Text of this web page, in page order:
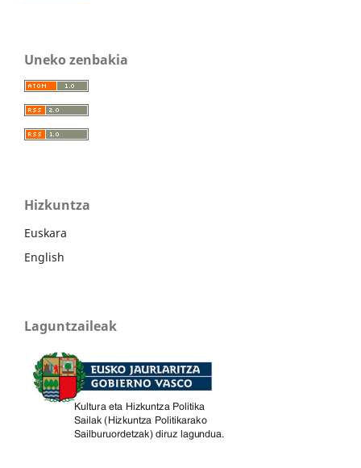
Uneko zenbakia
Hizkuntza
Euskara
English
Laguntzaileak